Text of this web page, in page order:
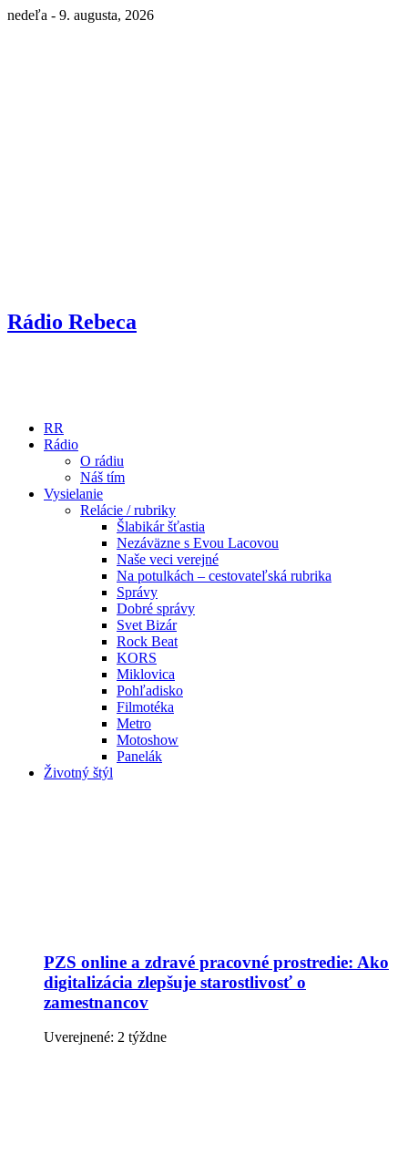
nedeľa - 9. augusta, 2026
Rádio Rebeca
RR
Rádio
O rádiu
Náš tím
Vysielanie
Relácie / rubriky
Šlabikár šťastia
Nezáväzne s Evou Lacovou
Naše veci verejné
Na potulkách – cestovateľská rubrika
Správy
Dobré správy
Svet Bizár
Rock Beat
KORS
Miklovica
Pohľadisko
Filmotéka
Metro
Motoshow
Panelák
Životný štýl
PZS online a zdravé pracovné prostredie: Ako
digitalizácia zlepšuje starostlivosť o
zamestnancov
Uverejnené: 2 týždne